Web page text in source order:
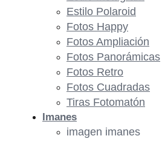
Estilo Polaroid
Fotos Happy
Fotos Ampliación
Fotos Panorámicas
Fotos Retro
Fotos Cuadradas
Tiras Fotomatón
Imanes
imagen imanes